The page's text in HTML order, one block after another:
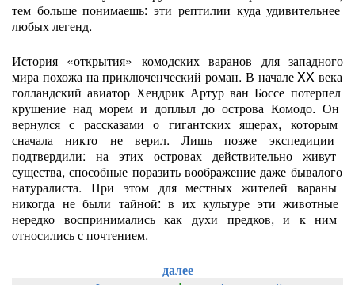
тем большепонимаешь: эти рептилии кудаудивительнее
любыхлегенд.
История «открытия» комодскихваранов длязападного
мира похожанаприключенческий роман. В началеXX века
голландский авиатор ХендрикАртурван Боссе потерпел
крушение надмореми доплылдо острова Комодо. Он
вернулся с рассказами о гигантскихящерах, которым
сначала никто неверил. Лишь позже экспедиции
подтвердили: на этих островах действительно живут
существа, способные поразитьвоображение даже бывалого
натуралиста. При этомдляместных жителей вараны
никогда небыли тайной: в ихкультуре эти животные
нередко воспринималиськак духи предков, и кним
относилисьспочтением.
далее